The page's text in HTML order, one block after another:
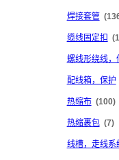
焊接套管
缆线固定扣
螺线形绕线，
配线箱，保护
热缩布 (100)
热缩裹包 (7)
线槽，走线系